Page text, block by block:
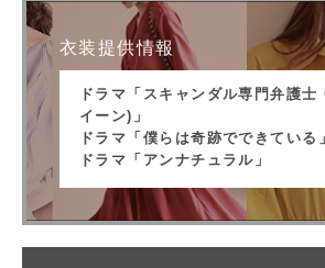
衣装提供情報
ドラマ「スキャンダル専門弁護士
イーン)」
ドラマ「僕らは奇跡でできている」
ドラマ「アンナチュラル」